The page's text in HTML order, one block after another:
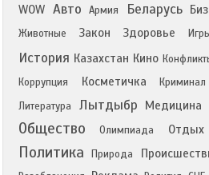
WOW Авто Армия Беларусь
Животные
Закон Здоровье
История Казахстан Кино
Коррупция Косметичка Криминал
Литература Лытдыбр Медицина
Общество Олимпиада Отдых
Политика Природа